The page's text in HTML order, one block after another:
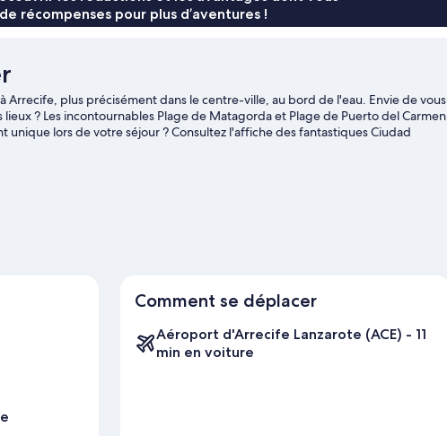
récompenses pour plus d’aventures !
Arrecife, plus précisément dans le centre-ville, au bord de l'eau. Envie de vous
? Les incontournables Plage de Matagorda et Plage de Puerto del Carmen
unique lors de votre séjour ? Consultez l'affiche des fantastiques Ciudad
Fariones, et préparez-vous à vibrer ! Les points d'eau des environs sont le
Comment se déplacer
Aéroport d'Arrecife Lanzarote (ACE) - 11
min en voiture